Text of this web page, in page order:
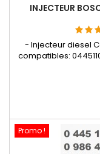
INJECTEUR
- Injecteur diesel
compatibles:
435 240 , 16 60
Renault
Promo !